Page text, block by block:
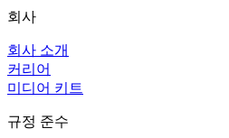
회사
회사 소개
커리어
미디어 키트
규정 준수